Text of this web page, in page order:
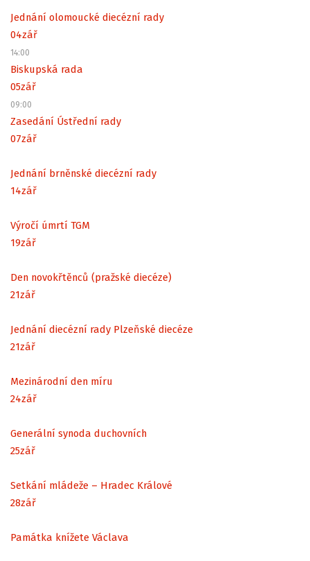
Jednání olomoucké diecézní rady
04zář
14:00
Biskupská rada
05zář
09:00
Zasedání Ústřední rady
07zář
Jednání brněnské diecézní rady
14zář
Výročí úmrtí TGM
19zář
Den novokřtěnců (pražské diecéze)
21zář
Jednání diecézní rady Plzeňské diecéze
21zář
Mezinárodní den míru
24zář
Generální synoda duchovních
25zář
Setkání mládeže – Hradec Králové
28zář
Památka knížete Václava